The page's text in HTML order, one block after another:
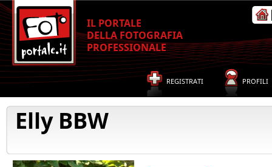
IL PORTALE
DELLA FOTOGRAFIA
PROFESSIONALE
REGISTRATI PROFILI
Elly BBW